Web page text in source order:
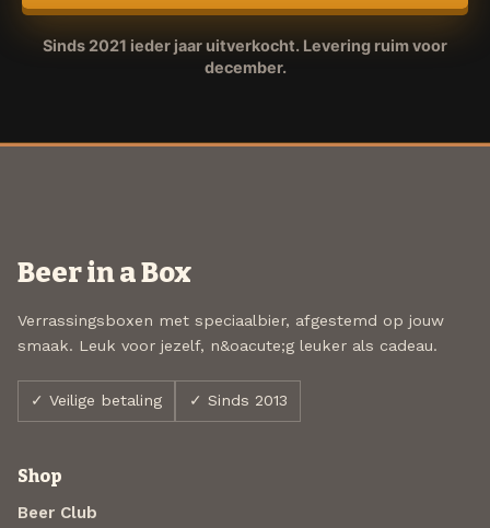
Sinds 2021 ieder jaar uitverkocht. Levering ruim voor
december.
Beer in a Box
Verrassingsboxen met speciaalbier, afgestemd op jouw
smaak. Leuk voor jezelf, n&oacute;g leuker als cadeau.
✓ Veilige betaling ✓ Sinds 2013
Shop
Beer Club